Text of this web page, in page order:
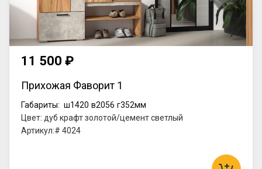
11 500 ₽
Прихожая Фаворит 1
Габариты: ш1420 в2056 г352мм
Цвет: дуб крафт золотой/цемент светлый
Артикул:# 4024